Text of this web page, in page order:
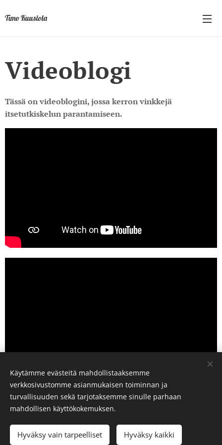
Timo Kuusiola
Videoblogi
Tässä on videoblogini, jossa kerron vinkkejä
itsetutkiskelun parantamiseen.
Sivun kuvat minusta (signeeratut): Kristina Tsvetkova
https://kristinatsvetkovaphoto.wordpress.com/
LuotuWebnodella Evästeet
Käytämme evästeitä mahdollistaaksemme
verkkosivustomme asianmukaisen toiminnan ja
turvallisuuden sekä tarjotaksemme sinulle parhaan
mahdollisen käyttökokemuksen.
Hyväksy vain tarpeelliset Hyväksy kaikki